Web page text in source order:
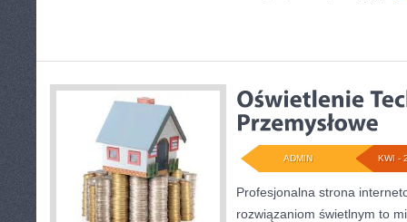
KWI -
ADMIN
Profesjonalna strona
rozwiązaniom świetlnym to